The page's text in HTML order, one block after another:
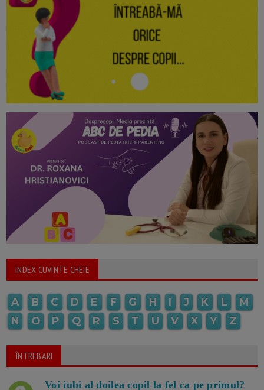
INDEX CUVINTE CHEIE
A B C D E F G H I J K L
M
N
O P Q R S T U V X Y Z
ÎNTREBARI
Voi iubi al doilea copil la fel ca pe primul?